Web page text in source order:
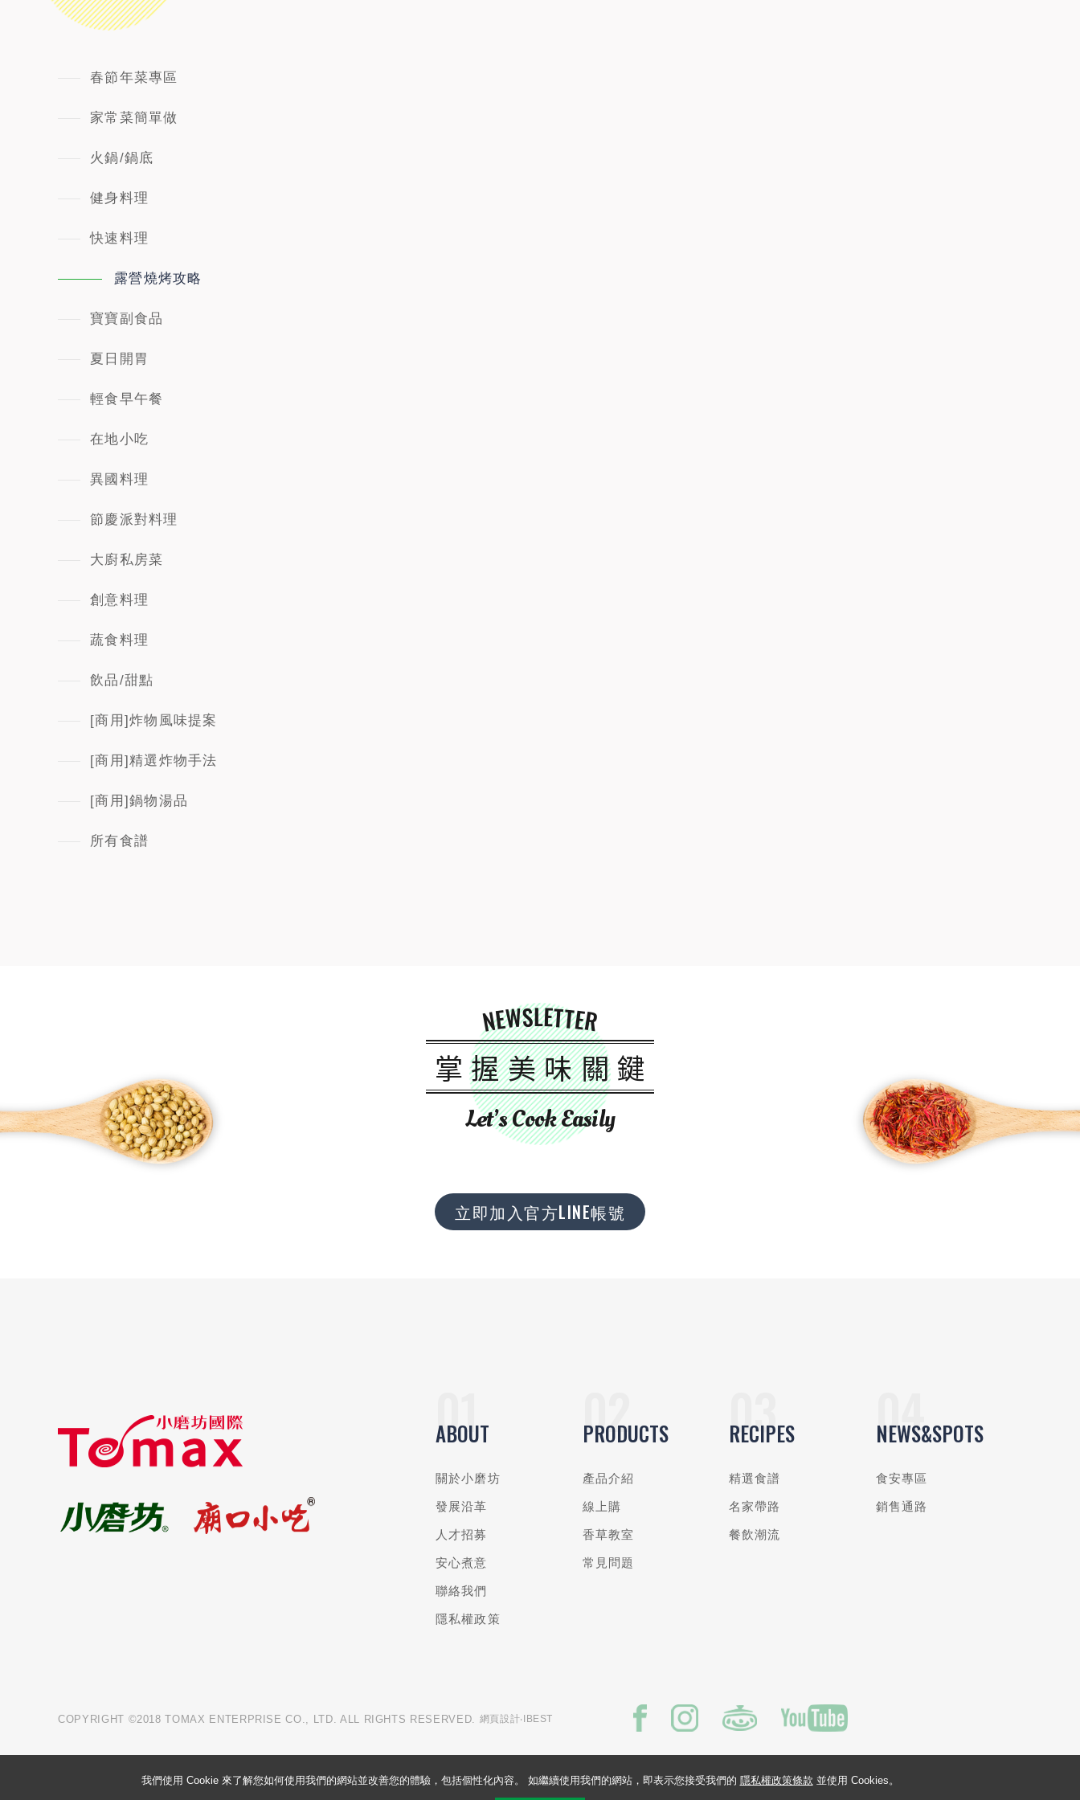
春節年菜專區
家常菜簡單做
火鍋/鍋底
健身料理
快速料理
露營燒烤攻略
寶寶副食品
夏日開胃
輕食早午餐
在地小吃
異國料理
節慶派對料理
大廚私房菜
創意料理
蔬食料理
飲品/甜點
[商用]炸物風味提案
[商用]精選炸物手法
[商用]鍋物湯品
所有食譜
NEWSLETTER
掌握美味關鍵
Let’s Cook Easily
立即加入官方LINE帳號
ABOUT
關於小磨坊
發展沿革
人才招募
安心煮意
聯絡我們
隱私權政策
PRODUCTS
產品介紹
線上購
香草教室
常見問題
RECIPES
精選食譜
名家帶路
餐飲潮流
NEWS&SPOTS
食安專區
銷售通路
COPYRIGHT ©2018 TOMAX ENTERPRISE CO., LTD. ALL RIGHTS RESERVED. 網頁設計‧IBEST
我們使用 Cookie 來了解您如何使用我們的網站並改善您的體驗，包括個性化內容。 如繼續使用我們的網站，即表示您接受我們的 隱私權政策條款 並使用 Cookies。